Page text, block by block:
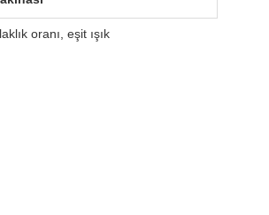
oranı, eşit ışık